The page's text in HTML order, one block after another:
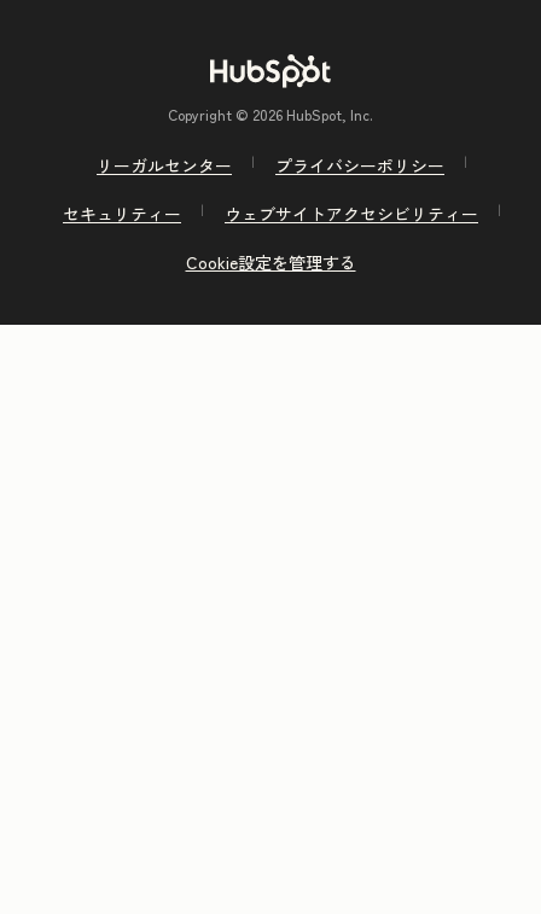
Copyright © 2026 HubSpot, Inc.
リーガルセンター
プライバシーポリシー
セキュリティー
ウェブサイトアクセシビリティー
Cookie設定を管理する